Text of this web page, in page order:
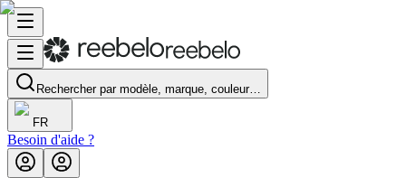
Rechercher par modèle, marque, couleur…
FR
Besoin d'aide ?